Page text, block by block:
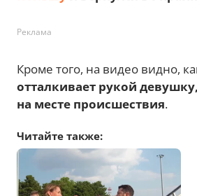
Реклама
Кроме того, на видео видно,
отталкивает рукой
на месте происшествия.
Читайте также: